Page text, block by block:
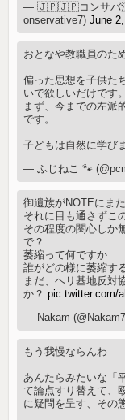
— 🇯🇵🇯🇵コンサバ
onservative7)June
おとなや教職員のた
偏った思想を子供た
いで欲しいだけです。
まず、今までの左派
です。
子どもは自然に学び
— ふじねこ 🐾
御遺族がNOTEにま
それに目も通さずこ
その程度の関心しか
で？
萎縮って何ですか
誰がどの様に萎縮す
まだ、ヘリ基地反対
か？pic.twitter.com/
— Nakam
もう我慢ならんわ
あんたらみたいな「
て論点すり替えて、
に疑問を呈す、その